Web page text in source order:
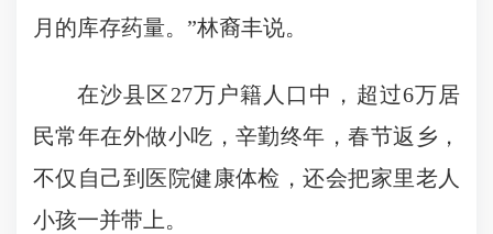
月的库存药量。”林裔丰说。
在沙县区27万户籍人口中，超过6万居
民常年在外做小吃，辛勤终年，春节返乡，
不仅自己到医院健康体检，还会把家里老人
小孩一并带上。